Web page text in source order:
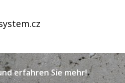
erfahren Sie mehr!